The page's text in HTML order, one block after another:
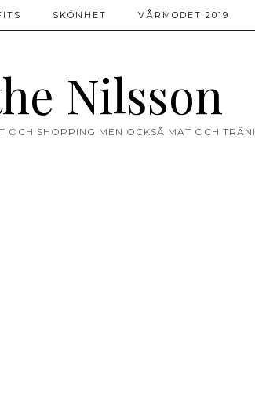
Nilsson
OCH SHOPPING MEN OCKSÅ MAT OCH
SKÖNHET VÅRMODET 2019